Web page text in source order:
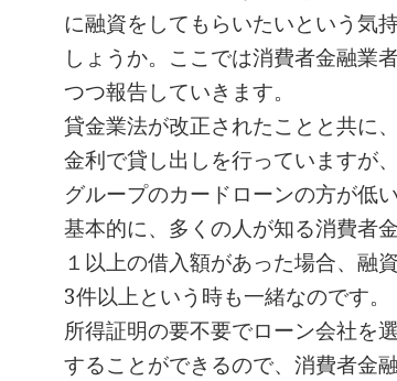
に融資をしてもらいたいという気
しょうか。ここでは消費者金融業
つつ報告していきます。
貸金業法が改正されたことと共に
金利で貸し出しを行っていますが
グループのカードローンの方が低い
基本的に、多くの人が知る消費者
１以上の借入額があった場合、融
3件以上という時も一緒なのです。
所得証明の要不要でローン会社を
することができるので、消費者金